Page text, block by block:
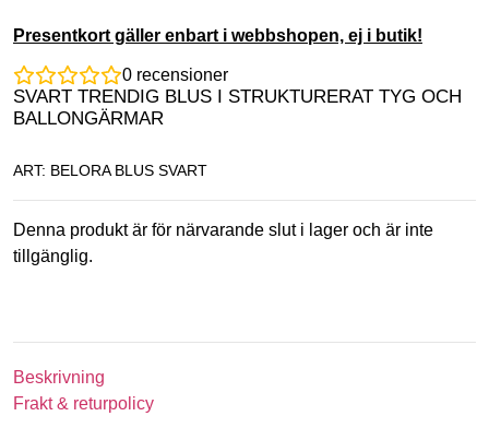
Presentkort gäller enbart i webbshopen, ej i butik!
0 recensioner
SVART TRENDIG BLUS I STRUKTURERAT TYG OCH
BALLONGÄRMAR
ART: BELORA BLUS SVART
Denna produkt är för närvarande slut i lager och är inte
tillgänglig.
Beskrivning
Frakt & returpolicy